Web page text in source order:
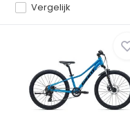
Vergelijk